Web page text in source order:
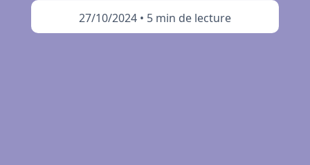
27/10/2024 • 5 min de lecture